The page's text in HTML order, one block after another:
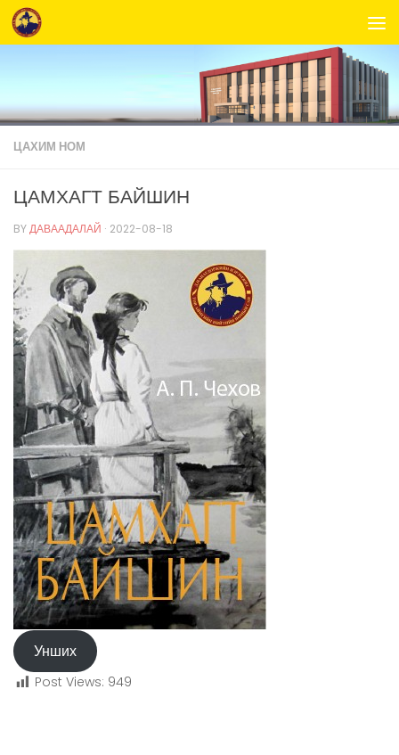
Skip to content
ЦАХИМ НОМ
ЦАМХАГТ БАЙШИН
BYДАВААДАЛАЙ · 2022-08-18
Унших
Post Views: 949